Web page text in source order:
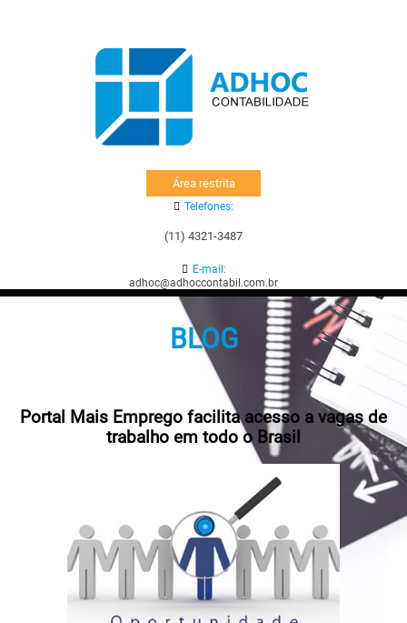
Área restrita
Telefones:
(11) 4321-3487
E-mail:
adhoc@adhoccontabil.com.br
BLOG
Portal Mais Emprego facilita acesso a vagas de
trabalho em todo o Brasil